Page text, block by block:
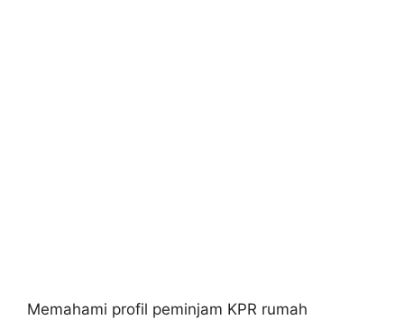
Memahami profil peminjam KPR rumah